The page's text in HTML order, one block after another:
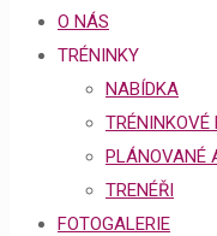
O NÁS
TRÉNINKY
NABÍDKA
TRÉNINKOVÉ
PLÁNOVANÉ
TRENÉŘI
FOTOGALERIE